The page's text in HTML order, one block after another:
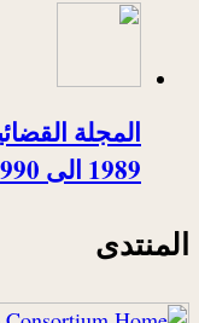
المجلة
1989 الى 1990
المنتدى